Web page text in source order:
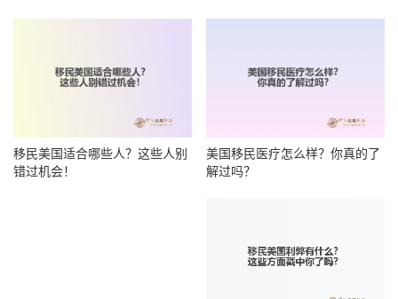
移民美国适合哪些人？这些人别
错过机会！
美国移民医疗怎么样？你真的了
解过吗？